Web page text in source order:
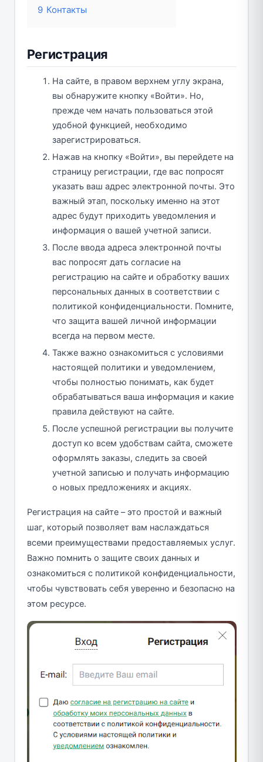
9 Контакты
Регистрация
На сайте, в правом верхнем углу экрана,
вы обнаружите кнопку «Войти». Но,
прежде чем начать пользоваться этой
удобной функцией, необходимо
зарегистрироваться.
Нажав на кнопку «Войти», вы перейдете на
страницу регистрации, где вас попросят
указать ваш адрес электронной почты. Это
важный этап, поскольку именно на этот
адрес будут приходить уведомления и
информация о вашей учетной записи.
После ввода адреса электронной почты
вас попросят дать согласие на
регистрацию на сайте и обработку ваших
персональных данных в соответствии с
политикой конфиденциальности. Помните,
что защита вашей личной информации
всегда на первом месте.
Также важно ознакомиться с условиями
настоящей политики и уведомлением,
чтобы полностью понимать, как будет
обрабатываться ваша информация и какие
правила действуют на сайте.
После успешной регистрации вы получите
доступ ко всем удобствам сайта, сможете
оформлять заказы, следить за своей
учетной записью и получать информацию
о новых предложениях и акциях.
Регистрация на сайте – это простой и важный
шаг, который позволяет вам наслаждаться
всеми преимуществами предоставляемых услуг.
Важно помнить о защите своих данных и
ознакомиться с политикой конфиденциальности,
чтобы чувствовать себя уверенно и безопасно на
этом ресурсе.